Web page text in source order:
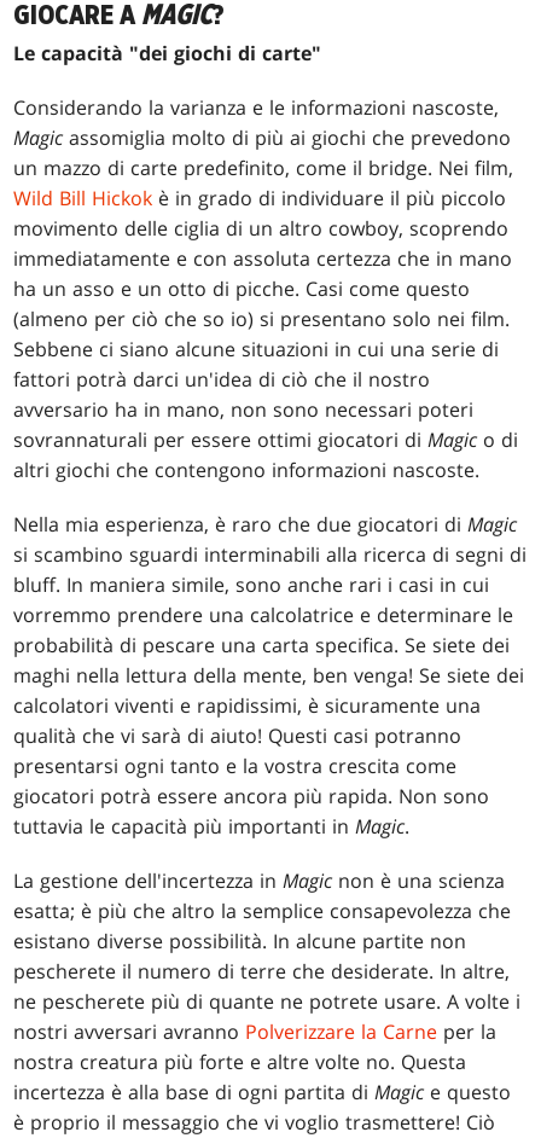
GIOCARE A MAGIC?
Le capacità "dei giochi di carte"
Considerando la varianza e le informazioni nascoste,
Magic assomiglia molto di più ai giochi che prevedono
un mazzo di carte predefinito, come il bridge. Nei film,
Wild Bill Hickok è in grado di individuare il più piccolo
movimento delle ciglia di un altro cowboy, scoprendo
immediatamente e con assoluta certezza che in mano
ha un asso e un otto di picche. Casi come questo
(almeno per ciò che so io) si presentano solo nei film.
Sebbene ci siano alcune situazioni in cui una serie di
fattori potrà darci un'idea di ciò che il nostro
avversario ha in mano, non sono necessari poteri
sovrannaturali per essere ottimi giocatori diMagic o di
altri giochi che contengono informazioni nascoste.
Nella mia esperienza, è raro che due giocatori diMagic
si scambino sguardi interminabili alla ricerca di segni di
bluff. In maniera simile, sono anche rari i casi in cui
vorremmo prendere una calcolatrice e determinare le
probabilità di pescare una carta specifica. Se siete dei
maghi nella lettura della mente, ben venga! Se siete dei
calcolatori viventi e rapidissimi, è sicuramente una
qualità che vi sarà di aiuto! Questi casi potranno
presentarsi ogni tanto e la vostra crescita come
giocatori potrà essere ancora più rapida. Non sono
tuttavia le capacità più importanti inMagic.
La gestione dell'incertezza inMagic non è una scienza
esatta; è più che altro la semplice consapevolezza che
esistano diverse possibilità. In alcune partite non
pescherete il numero di terre che desiderate. In altre,
ne pescherete più di quante ne potrete usare. A volte i
nostri avversari avranno Polverizzare la Carne per la
nostra creatura più forte e altre volte no. Questa
incertezza è alla base di ogni partita diMagic e questo
è proprio il messaggio che vi voglio trasmettere! Ciò